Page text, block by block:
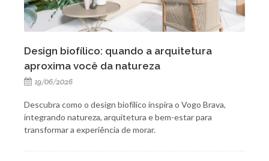
Design biofílico: quando a arquitetura
aproxima você da natureza
19/06/2026
Descubra como o design biofílico inspira o Vogo Brava,
integrando natureza, arquitetura e bem-estar para
transformar a experiência de morar.